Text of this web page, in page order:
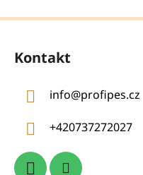
Z
Kontakt
info@profipes.cz
+420737272027